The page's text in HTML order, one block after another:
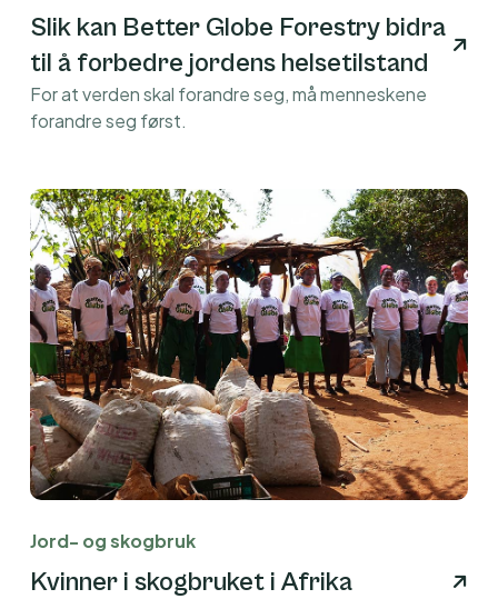
Slik kan Better Globe Forestry bidra
til å forbedre jordens helsetilstand
For at verden skal forandre seg, må menneskene
forandre seg først.
Jord- og skogbruk
Kvinner i skogbruket i Afrika